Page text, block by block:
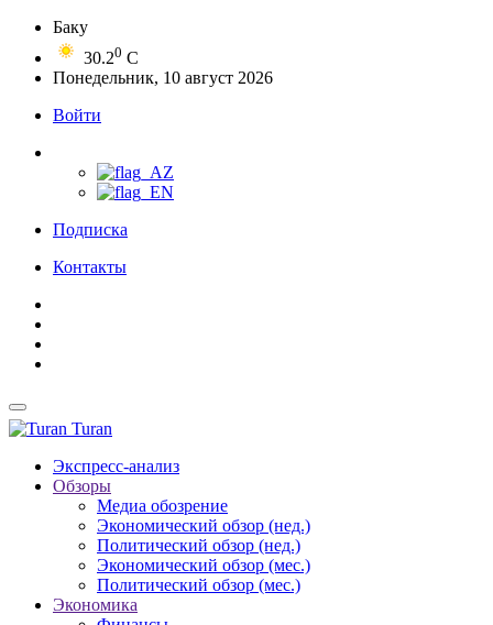
Баку
30.20 C
Понедельник, 10 август 2026
Войти
Подписка
Контакты
Turan
Экспресс-анализ
Обзоры
Медиа обозрение
Экономический обзор (нед.)
Политический обзор (нед.)
Экономический обзор (мес.)
Политический обзор (мес.)
Экономика